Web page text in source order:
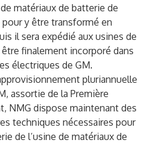
matériaux de batterie de
y être transformé en
il sera expédié aux usines de
finalement incorporé dans
électriques de GM.
pluriannuelle
assortie de la Première
NMG dispose maintenant des
techniques nécessaires pour
de l’usine de matériaux de